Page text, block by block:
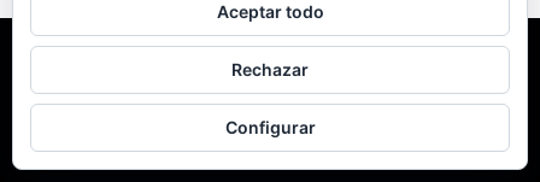
© 1998 Bello y Monterde Arquitectos
Cookies
Aceptar todo
Rechazar
Configurar